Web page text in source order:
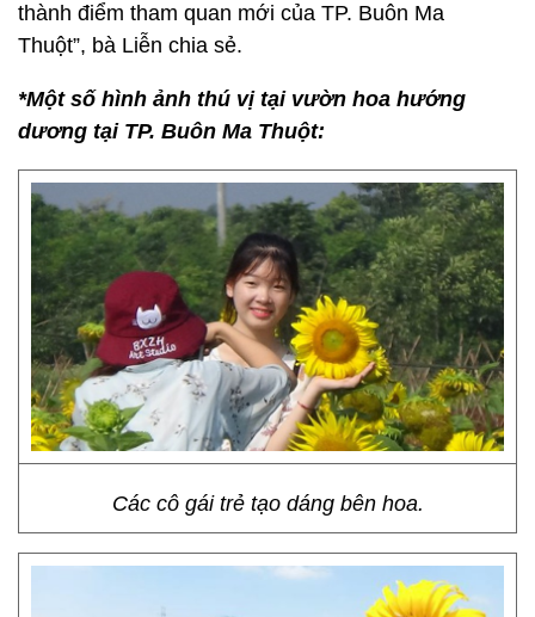
thành điểm tham quan mới của TP. Buôn Ma
Thuột”, bà Liễn chia sẻ.
*Một số hình ảnh thú vị tại vườn hoa hướng
dương tại TP. Buôn Ma Thuột:
Các cô gái trẻ tạo dáng bên hoa.